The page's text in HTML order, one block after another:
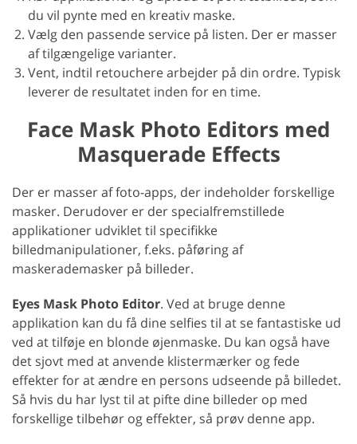
du vil pynte med en kreativ maske.
Vælg den passende service på listen. Der er masser
af tilgængelige varianter.
Vent, indtil retouchere arbejder på din ordre. Typisk
leverer de resultatet inden for en time.
Face Mask Photo Editors med
Masquerade Effects
Der er masser af foto-apps, der indeholder forskellige
masker. Derudover er der specialfremstillede
applikationer udviklet til specifikke
billedmanipulationer, f.eks. påføring af
maskerademasker på billeder.
Eyes Mask Photo Editor. Ved at bruge denne
applikation kan du få dine selfies til at se fantastiske ud
ved at tilføje en blonde øjenmaske. Du kan også have
det sjovt med at anvende klistermærker og fede
effekter for at ændre en persons udseende på billedet.
Så hvis du har lyst til at pifte dine billeder op med
forskellige tilbehør og effekter, så prøv denne app.